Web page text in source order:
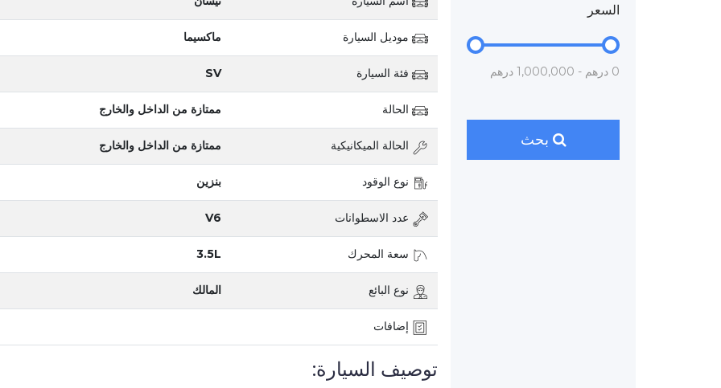
السعر
0 درهم - 1,000,000 درهم
بحث
موديل السيارة ماكسيما
فئة السيارة SV
الحالة ممتازة من الداخل والخارج
الحالة الميكانيكية ممتازة من الداخل والخارج
نوع الوقود بنزين
عدد الاسطوانات V6
سعة المحرك 3.5L
نوع البائع المالك
إضافات
توصيف السيارة: